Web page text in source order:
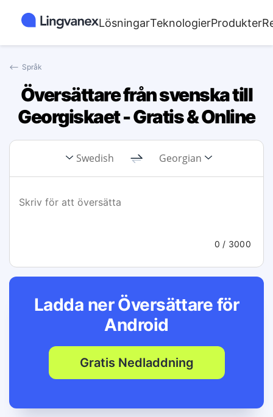
LösningarTeknologierProdukter
⟵ Språk
Översättare från svenska till
Georgiskaet - Gratis & Online
Swedish Georgian
0 / 3000
Ladda ner Översättare för
Android
Gratis Nedladdning